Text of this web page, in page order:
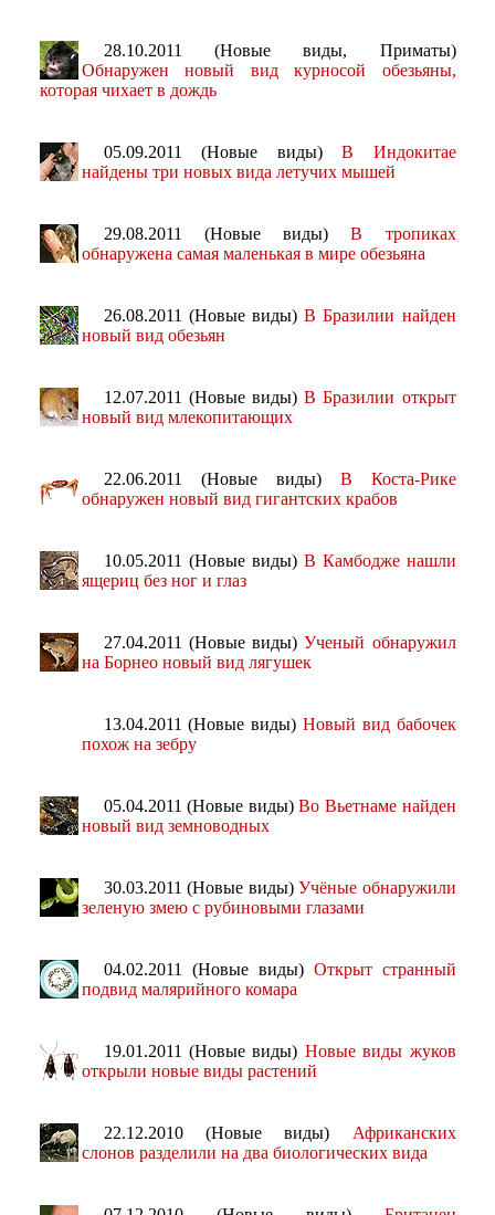
28.10.2011 (Новые виды, Приматы)
Обнаружен новый вид курносой обезьяны,
которая чихает в дождь
05.09.2011 (Новые виды) В Индокитае
найдены три новых вида летучих мышей
29.08.2011 (Новые виды)В тропиках
обнаружена самая маленькая в мире обезьяна
26.08.2011 (Новые виды)В Бразилии найден
новый вид обезьян
12.07.2011 (Новые виды)В Бразилии открыт
новый вид млекопитающих
22.06.2011 (Новые виды) В Коста-Рике
обнаружен новый вид гигантских крабов
10.05.2011 (Новые виды) В Камбодже нашли
ящериц без ног и глаз
27.04.2011 (Новые виды)Ученый обнаружил
на Борнео новый вид лягушек
13.04.2011 (Новые виды) Новый вид бабочек
похож на зебру
05.04.2011 (Новые виды)Во Вьетнаме найден
новый вид земноводных
30.03.2011 (Новые виды) Учёные обнаружили
зеленую змею с рубиновыми глазами
04.02.2011 (Новые виды) Открыт странный
подвид малярийного комара
19.01.2011 (Новые виды) Новые виды жуков
открыли новые виды растений
22.12.2010 (Новые виды) Африканских
слонов разделили на два биологических вида